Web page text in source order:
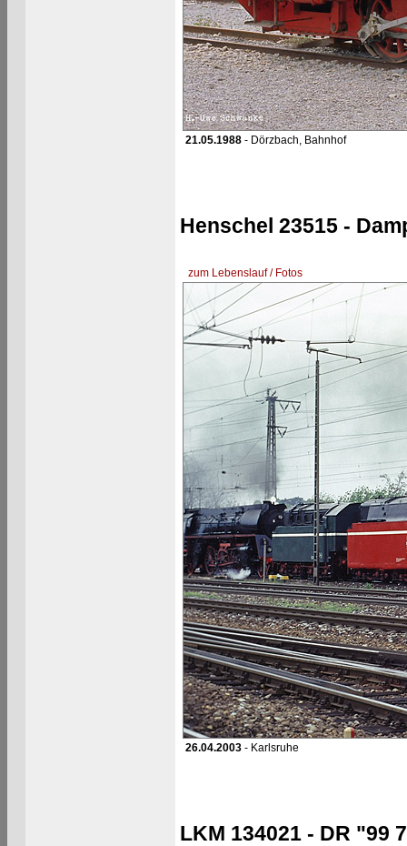
21.05.1988- Dörzbach, Bahnhof
Henschel 23515 -
zum Lebenslauf / Fotos
26.04.2003- Karlsruhe
LKM 134021 - DR "99